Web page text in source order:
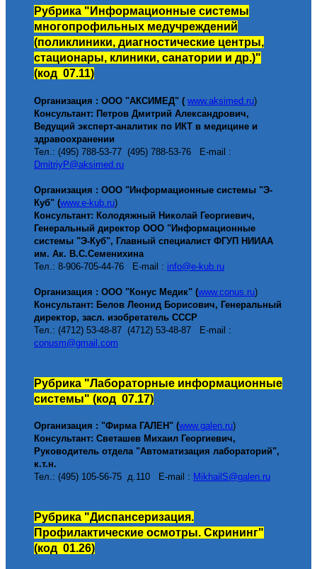
Рубрика "Информационные системы
многопрофильных медучреждений
(поликлиники, диагностические центры,
стационары, клиники, санатории и др.)"
(код 07.11)
Организация : ООО "АКСИМЕД" ( www.aksimed.ru)
Консультант: Петров Дмитрий Александрович,
Ведущий эксперт-аналитик по ИКТ в медицине и
здравоохранении
Тел.: (495) 788-53-77 (495) 788-53-76
E-mail :
DmitriyP@aksimed ru
Организация : ООО "Информационные системы "Э-
Куб" (www.e-kub .ru)
Консультант: Колодяжный Николай Георгиевич,
Генеральный директор ООО "Информационные
системы "Э-Куб", Главный специалист ФГУП НИИАА
им. Ак. В.С.Семенихина
Тел.: 8-906-705-44-76
E-mail : info@e-kub.ru
Организация : ООО "Конус Медик" (www.conus.ru)
Консультант: Белов Леонид Борисович, Генеральный
директор, засл. изобретатель СССР
Тел.: (4712) 53-48-87 (4712) 53-48-87
E-mail :
conusm@gmail.com
Рубрика "Лабораторные информационные
системы" (код 07.17)
Организация : "Фирма ГАЛЕН" (www.galen.ru)
Консультант: Светашев Михаил Георгиевич,
Руководитель отдела "Автоматизация лабораторий",
к.т.н.
Тел.: (495) 105-56-75 д.110 E-mail : MikhailS@galen.ru
Рубрика "Диспансеризация.
Профилактические осмотры. Скрининг"
(код 01.26)